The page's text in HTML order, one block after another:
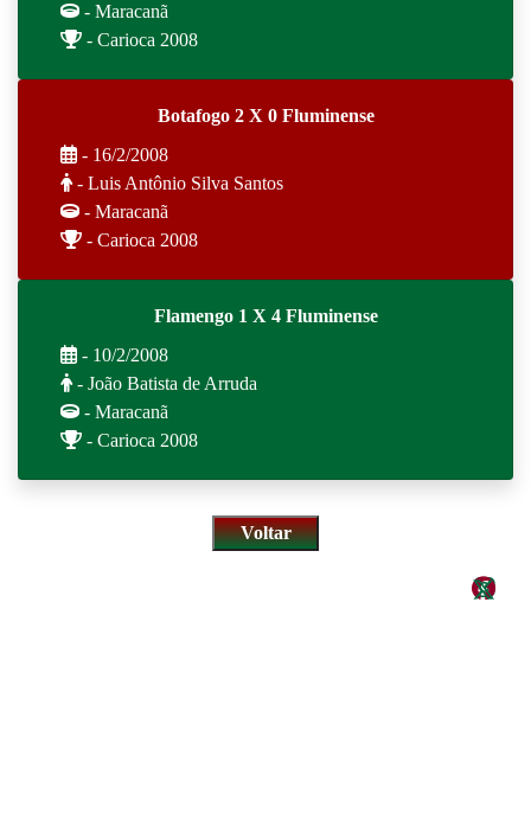
- Maracanã
- Carioca 2008
Botafogo 2 X 0 Fluminense
- 16/2/2008
- Luis Antônio Silva Santos
- Maracanã
- Carioca 2008
Flamengo 1 X 4 Fluminense
- 10/2/2008
- João Batista de Arruda
- Maracanã
- Carioca 2008